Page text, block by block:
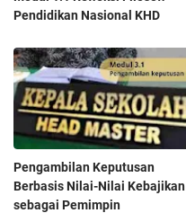
Pendidikan Nasional KHD
Pengambilan Keputusan
Berbasis Nilai-Nilai Kebajikan
sebagai Pemimpin